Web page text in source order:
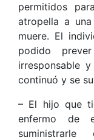
permitidos
atropella a
muere. El
podido
irresponsable
continuó y se
– El hijo que
enfermo de
suministrarle